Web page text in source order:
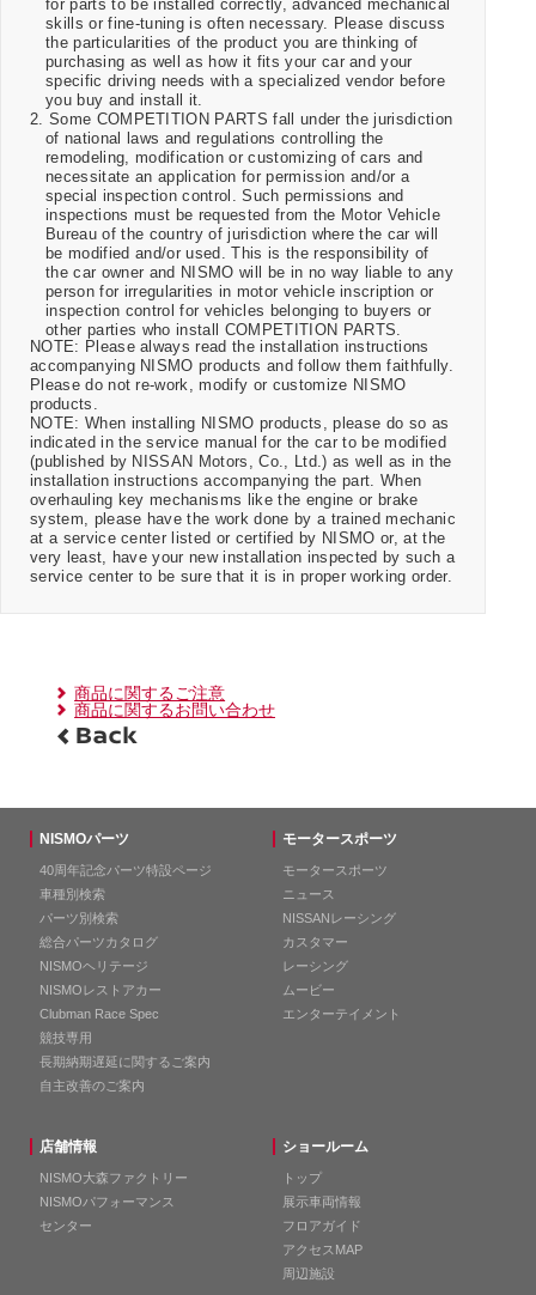
for parts to be installed correctly, advanced mechanical
skills or fine-tuning is often necessary. Please discuss
the particularities of the product you are thinking of
purchasing as well as how it fits your car and your
specific driving needs with a specialized vendor before
you buy and install it.
2. Some COMPETITION PARTS fall under the jurisdiction
of national laws and regulations controlling the
remodeling, modification or customizing of cars and
necessitate an application for permission and/or a
special inspection control. Such permissions and
inspections must be requested from the Motor Vehicle
Bureau of the country of jurisdiction where the car will
be modified and/or used. This is the responsibility of
the car owner and NISMO will be in no way liable to any
person for irregularities in motor vehicle inscription or
inspection control for vehicles belonging to buyers or
other parties who install COMPETITION PARTS.
NOTE: Please always read the installation instructions
accompanying NISMO products and follow them faithfully.
Please do not re-work, modify or customize NISMO
products.
NOTE: When installing NISMO products, please do so as
indicated in the service manual for the car to be modified
(published by NISSAN Motors, Co., Ltd.) as well as in the
installation instructions accompanying the part. When
overhauling key mechanisms like the engine or brake
system, please have the work done by a trained mechanic
at a service center listed or certified by NISMO or, at the
very least, have your new installation inspected by such a
service center to be sure that it is in proper working order.
商品に関するご注意
商品に関するお問い合わせ
NISMOパーツ
40周年記念パーツ特設ページ
車種別検索
パーツ別検索
総合パーツカタログ
NISMOヘリテージ
NISMOレストアカー
Clubman Race Spec
競技専用
長期納期遅延に関するご案内
自主改善のご案内
モータースポーツ
モータースポーツ
ニュース
NISSANレーシング
カスタマー
レーシング
ムービー
エンターテイメント
店舗情報
NISMO大森ファクトリー
NISMOパフォーマンス
センター
ショールーム
トップ
展示車両情報
フロアガイド
アクセスMAP
周辺施設